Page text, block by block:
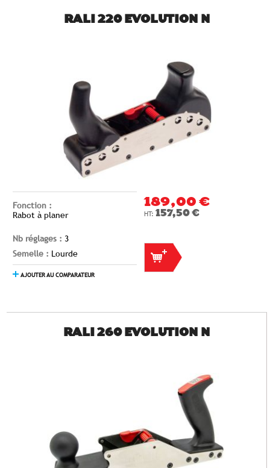
RALI 220 EVOLUTION N
Fonction :
Rabot à planer
Nb réglages : 3
Semelle : Lourde
AJOUTER AU COMPARATEUR
189,00 €
157,50 €
RALI 260 EVOLUTION N